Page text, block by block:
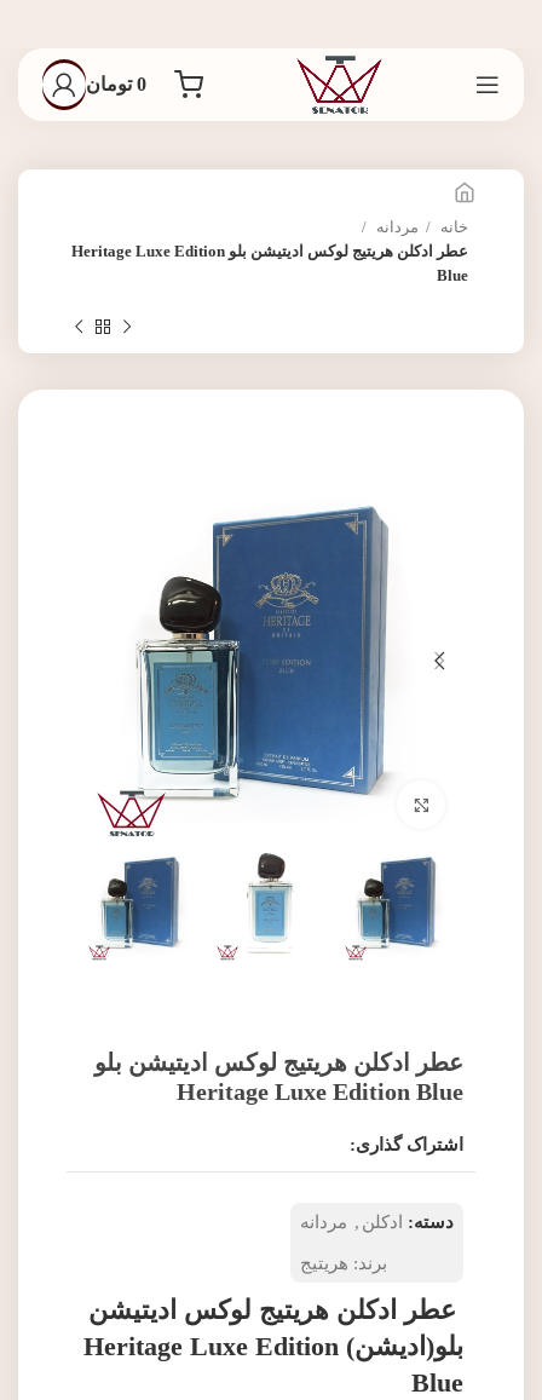
0 تومان
خانه
مردانه
عطر ادکلن هریتیج لوکس ادیتیشن بلو Heritage Luxe Edition
Blue
برای بزرگنمایی کلیک کنید
عطر ادکلن هریتیج لوکس ادیتیشن بلو
Heritage Luxe Edition Blue
اشتراک گذاری:
دسته: ادکلن , مردانه
برند: هریتیج
عطر ادکلن هریتیج لوکس ادیتیشن
بلو(ادیشن) Heritage Luxe Edition
Blue